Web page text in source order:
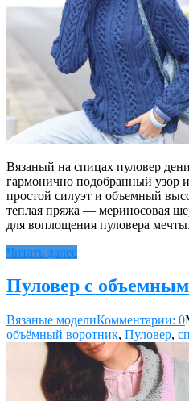
Вязаный на спицах пуловер
гармонично подобранный узор
простой силуэт и объемный
теплая пряжа — мериносовая
для воплощения пуловера мечты.
Читать далее
Пуловер с
Вязаные моделиКомментарии: 0
объёмный воротник, Пуловер,